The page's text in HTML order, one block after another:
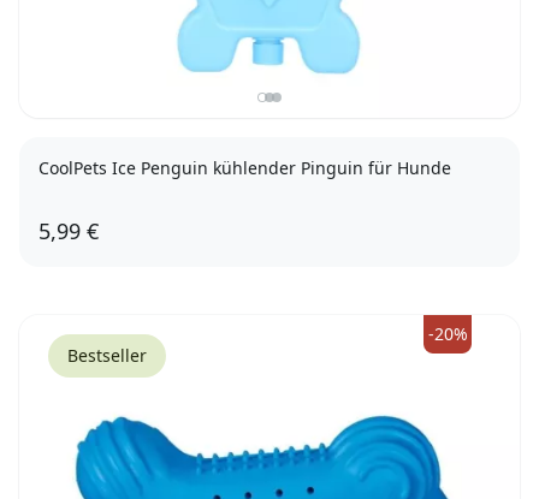
CoolPets Ice Penguin kühlender Pinguin für Hunde
5,99 €
Bestseller
-20%